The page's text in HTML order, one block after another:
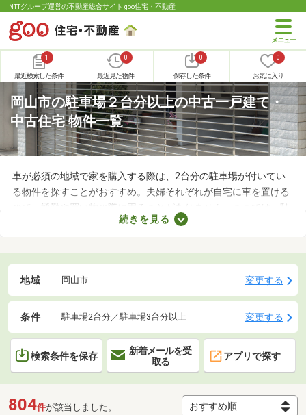
NTTグループ運営の不動産総合サイト goo住宅・不動産
1
最近検索した条件
0
最近見た物件
0
保存した条件
0
お気に入り
岡山市の駐車場２台分以上の中古一戸建て・
中古住宅 物件一覧
車が必須の地域で家を購入する際は、2台分の駐車場が付いてい
る物件を探すことがおすすめ。夫婦それぞれが自宅に車を置ける
ので、通勤や買い物の際に困ることがありません。ここでは、駐
車場2台分以上を備えている中古の一戸建てを紹介します。物件
トをチェックしましょう。
続きを見る
地域 岡山市 変更する
条件 駐車場2台分／駐車場3台分以上 変更する
検索条件を保存
新着メールを受
取る
アプリで探す
804件が該当しました。